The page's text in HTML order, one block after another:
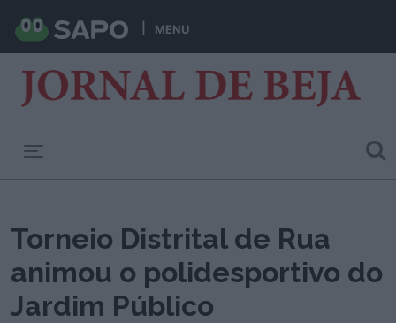
MENU
Torneio Distrital de Rua
animou o polidesportivo do
Jardim Público